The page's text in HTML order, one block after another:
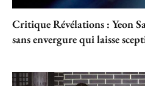
Critique Révélations : Yeon
sans envergure qui laisse